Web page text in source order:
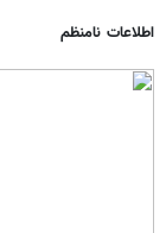
اطلاعات نامنظم